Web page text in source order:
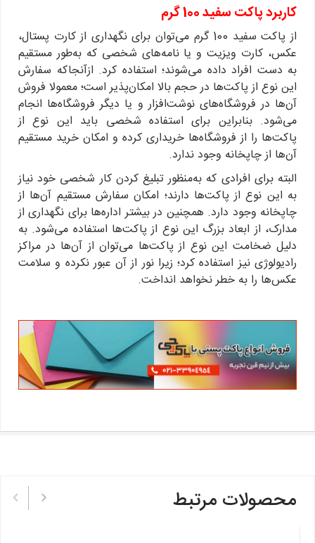
کاربرد پاکت سفید 100 گرم
از پاکت سفید 100 گرم می‌توان برای نگهداری از کارت پستال،
عکس، کارت ویزیت و یا نامه‌های شخصی که به‌طور مستقیم
به دست افراد داده می‌شوند؛ استفاده کرد. ازآنجاکه سفارش
این نوع از پاکت‌ها در حجم بالا امکان‌پذیر است؛ معمولا فروش
آن‌ها در فروشگاه‌های نوشت‌افزار و یا دیگر فروشگاه‌ها انجام
می‌شود. بنابراین برای استفاده شخصی باید این نوع از
پاکت‌ها را از فروشگاه‌ها خریداری کرده و امکان خرید مستقیم
آن‌ها از چاپخانه وجود ندارد.
البته برای افرادی که به‌منظور تبلیغ کردن کار شخصی خود نیاز
به این نوع از پاکت‌ها دارند؛ امکان سفارش مستقیم آن‌ها از
چاپخانه وجود دارد. همچنین در بیشتر اداره‌ها برای نگهداری از
مدارک، از ابعاد بزرگ این نوع از پاکت‌ها استفاده می‌شود. به
دلیل ضخامت این نوع از پاکت‌ها می‌توان از آن‌ها در مراکز
رادیولوژی نیز استفاده کرد؛ زیرا نور از آن عبور نکرده و سلامت
عکس‌ها را به خطر نخواهد انداخت.
محصولات مرتبط